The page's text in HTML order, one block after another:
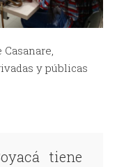
y públicas
tiene